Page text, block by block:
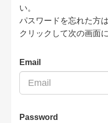
い。
パスワードを忘れた方
クリックして次の画面
Email
Password